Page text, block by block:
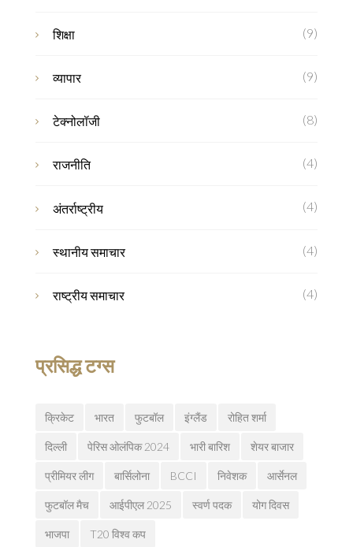
शिक्षा (9)
व्यापार (9)
टेक्नोलॉजी (8)
राजनीति (4)
अंतर्राष्ट्रीय (4)
स्थानीय समाचार (4)
राष्ट्रीय समाचार (4)
प्रसिद्ध टग्स
क्रिकेट भारत फुटबॉल इंग्लैंड रोहित शर्मा
दिल्ली पेरिस ओलंपिक 2024 भारी बारिश शेयर बाजार
प्रीमियर लीग बार्सिलोना BCCI निवेशक आर्सेनल
फुटबॉल मैच आईपीएल 2025 स्वर्ण पदक योग दिवस
भाजपा T20 विश्व कप